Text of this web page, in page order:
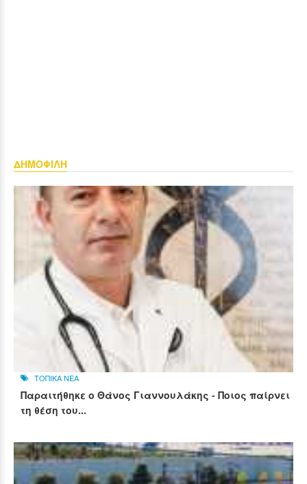
ΔΗΜΟΦΙΛΗ
ΤΟΠΙΚΑ ΝΕΑ
Παραιτήθηκε ο Θάνος Γιαννουλάκης - Ποιος παίρνει
τη θέση του...